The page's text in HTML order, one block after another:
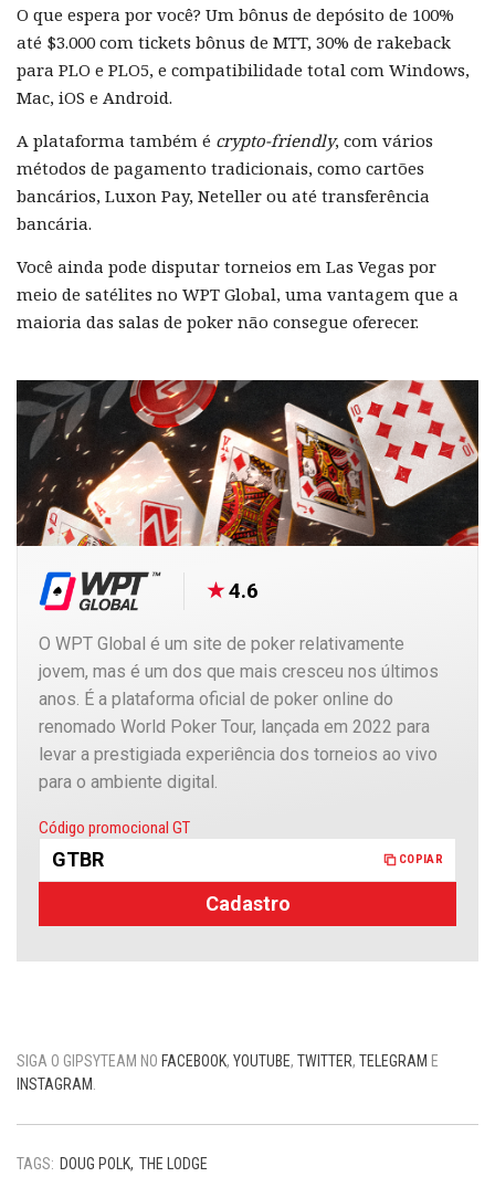
O que espera por você? Um bônus de depósito de 100%
até $3.000 com tickets bônus de MTT, 30% de rakeback
para PLO e PLO5, e compatibilidade total com Windows,
Mac, iOS e Android.
A plataforma também é crypto-friendly, com vários
métodos de pagamento tradicionais, como cartões
bancários, Luxon Pay, Neteller ou até transferência
bancária.
Você ainda pode disputar torneios em Las Vegas por
meio de satélites no WPT Global, uma vantagem que a
maioria das salas de poker não consegue oferecer.
4.6
O WPT Global é um site de poker relativamente
jovem, mas é um dos que mais cresceu nos últimos
anos. É a plataforma oficial de poker online do
renomado World Poker Tour, lançada em 2022 para
levar a prestigiada experiência dos torneios ao vivo
para o ambiente digital.
Código promocional GT
GTBR COPIAR
Cadastro
SIGA O GIPSYTEAM NO FACEBOOK, YOUTUBE, TWITTER, TELEGRAM E
INSTAGRAM
TAGS: DOUG POLK THE LODGE